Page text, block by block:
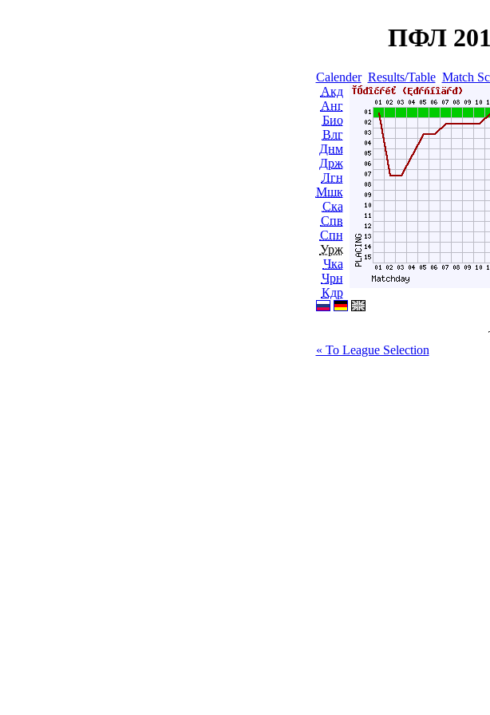
ПФЛ
Calender Results/Table Match
Акд
Анг
Био
Влг
Днм
Држ
Лгн
Мшк
Ска
Спв
Спн
Урж
Чка
Чрн
Кдр
« To League Selection